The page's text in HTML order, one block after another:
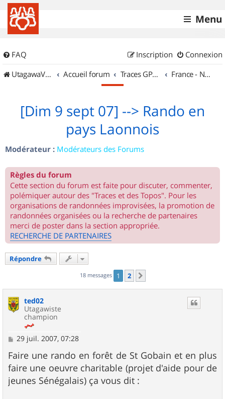
Menu
FAQ Connexion
Inscription
UtagawaVTT (Randos VTT et VTTAE avec traces GPS)
Accueil forum Traces GPS de randos VTT France - Nord Est
[Dim 9 sept 07] --> Rando en
pays Laonnois
Modérateur : Modérateurs des Forums
Règles du forum
Cette section du forum est faite pour discuter, commenter,
polémiquer autour des "Traces et des Topos". Pour les
organisations de randonnées improvisées, la promotion de
randonnées organisées ou la recherche de partenaires
merci de poster dans la section appropriée.
RECHERCHE DE PARTENAIRES
Répondre
18 messages 1 2
ted02
Utagawiste
champion
M
s
s
a
g
e
29 juil. 2007, 07:28
Faire une rando en forêt de St Gobain et en plus
faire une oeuvre charitable (projet d'aide pour de
jeunes Sénégalais) ça vous dit :